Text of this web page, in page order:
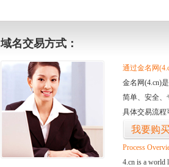
域名交易方式：
通过金名网
金名网(4.cn)
简单、安全、
具体交易流程
我要购
Process
4.cn is a world